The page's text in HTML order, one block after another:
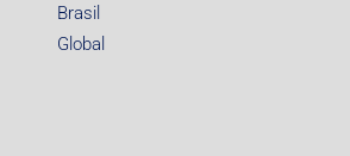
Brasil
Global